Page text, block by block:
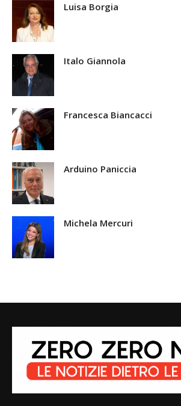
Luisa Borgia
Italo Giannola
Francesca Biancacci
Arduino Paniccia
Michela Mercuri